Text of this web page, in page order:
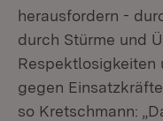
herausfordern -
durch Stürme und
Respektlosigkeiten
gegen
so Kretschmann: